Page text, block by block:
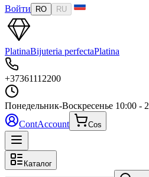
Войти
RO RU
PlatinaBijuteria perfectaPlatina
+37361112200
Понедельник-Воскресенье 10:00 -
ContAccount Cos
Каталог